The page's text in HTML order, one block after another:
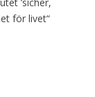
för livet“